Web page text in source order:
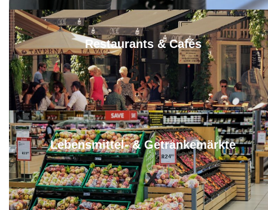
Restaurants & Cafés
2 x
Lebensmittel- & Getränkemärkte
2 x